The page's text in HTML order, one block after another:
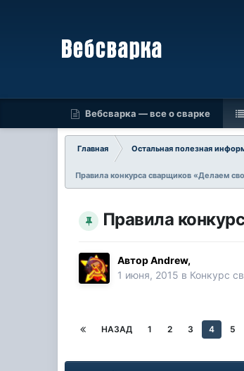
Вебсварка — все о сварке
Главная Остальная полезная
Правила конкурса сварщиков «Делаем
Правила
АвторAndrew,
1 июня, 2015 в Конкурс
НАЗАД 1 2 3 4 5